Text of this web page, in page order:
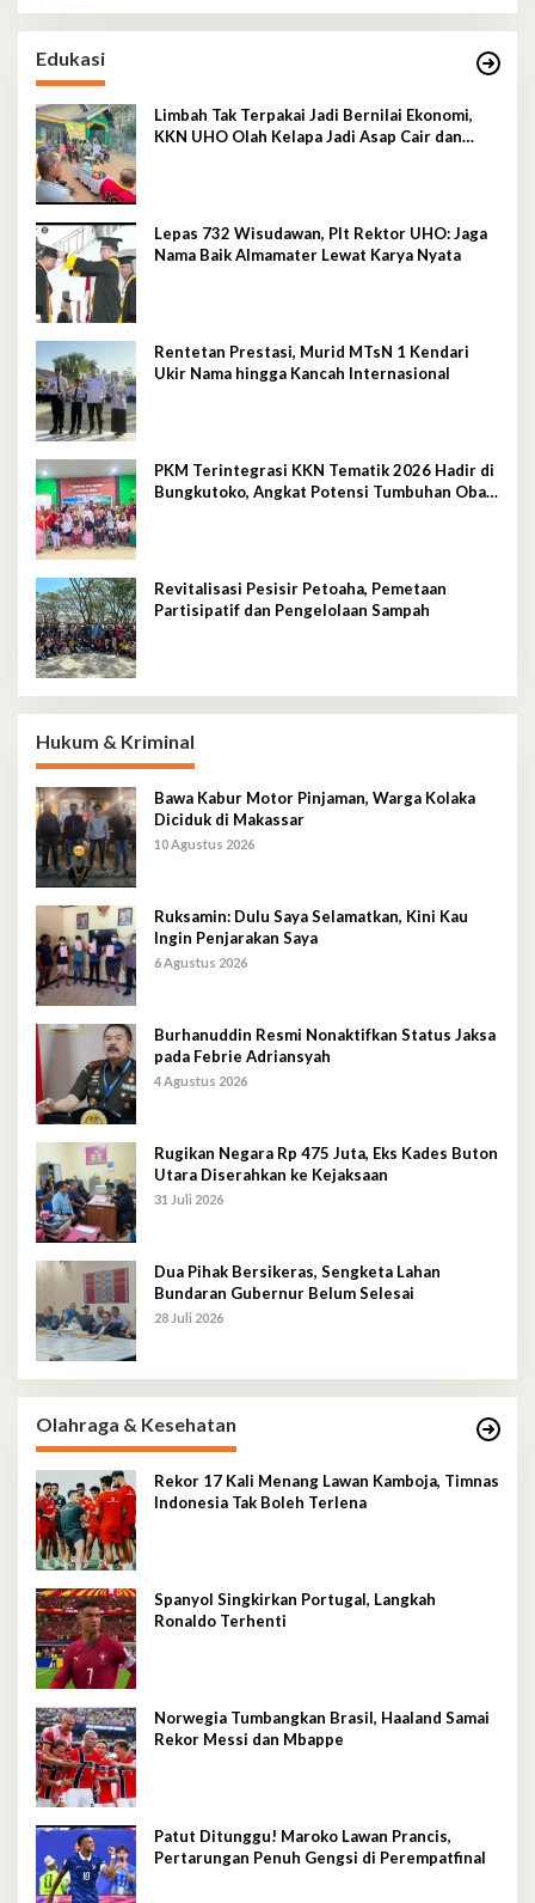
Edukasi
Limbah Tak Terpakai Jadi Bernilai Ekonomi,
KKN UHO Olah Kelapa Jadi Asap Cair dan
Lepas 732 Wisudawan, Plt Rektor UHO: Jaga
Nama Baik Almamater Lewat Karya Nyata
Rentetan Prestasi, Murid MTsN 1 Kendari
Ukir Nama hingga Kancah Internasional
PKM Terintegrasi KKN Tematik 2026 Hadir di
Bungkutoko, Angkat Potensi Tumbuhan Obat
Revitalisasi Pesisir Petoaha, Pemetaan
Partisipatif dan Pengelolaan Sampah
Hukum & Kriminal
Bawa Kabur Motor Pinjaman, Warga Kolaka
Diciduk di Makassar
10 Agustus 2026
Ruksamin: Dulu Saya Selamatkan, Kini Kau
Ingin Penjarakan Saya
6 Agustus 2026
Burhanuddin Resmi Nonaktifkan Status Jaksa
pada Febrie Adriansyah
4 Agustus 2026
Rugikan Negara Rp 475 Juta, Eks Kades Buton
Utara Diserahkan ke Kejaksaan
31 Juli 2026
Dua Pihak Bersikeras, Sengketa Lahan
Bundaran Gubernur Belum Selesai
28 Juli 2026
Olahraga & Kesehatan
Rekor 17 Kali Menang Lawan Kamboja, Timnas
Indonesia Tak Boleh Terlena
Spanyol Singkirkan Portugal, Langkah
Ronaldo Terhenti
Norwegia Tumbangkan Brasil, Haaland Samai
Rekor Messi dan Mbappe
Patut Ditunggu! Maroko Lawan Prancis,
Pertarungan Penuh Gengsi di Perempatfinal